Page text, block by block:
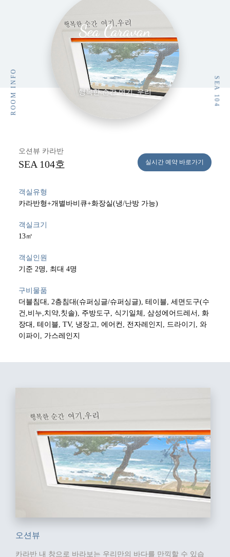
ROOM INFO SEA 104
Sea Caravan
행복한 순간 여기, 우리
오션뷰 카라반
SEA 104호 실시간 예약 바로가기
객실유형
카라반형+개별바비큐+화장실(냉/난방 가능)
객실크기
13㎡
객실인원
기준 2명, 최대 4명
구비물품
더블침대, 2층침대(슈퍼싱글/슈퍼싱글), 테이블, 세면도구(수
건,비누,치약,칫솔), 주방도구, 식기일체, 삼성에어드레서, 화
장대, 테이블, TV, 냉장고, 에어컨, 전자레인지, 드라이기, 와
이파이, 가스레인지
오션뷰
카라반 내 창으로 바라보는 우리만의 바다를 만끽할 수 있습